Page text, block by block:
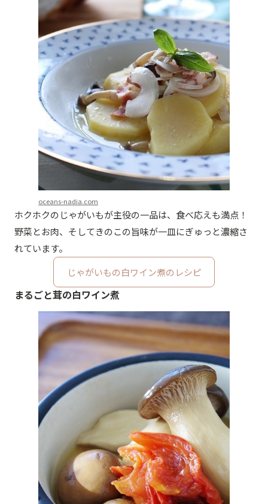
oceans-nadia.com
ホクホクのじゃがいもが主役の一品は、食べ応えも満点！
野菜とお肉、そしてきのこの旨味が一皿にぎゅっと濃縮さ
れています。
じゃがいもの白ワイン煮のレシピ
まるごと茸の白ワイン煮